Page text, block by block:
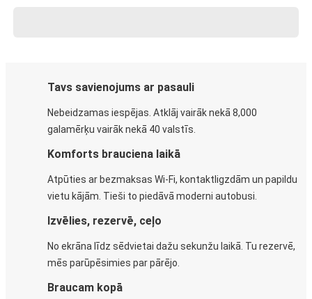
Tavs savienojums ar pasauli
Nebeidzamas iespējas. Atklāj vairāk nekā 8,000
galamērķu vairāk nekā 40 valstīs.
Komforts brauciena laikā
Atpūties ar bezmaksas Wi-Fi, kontaktligzdām un papildu
vietu kājām. Tieši to piedāvā moderni autobusi.
Izvēlies, rezervē, ceļo
No ekrāna līdz sēdvietai dažu sekunžu laikā. Tu rezervē,
mēs parūpēsimies par pārējo.
Braucam kopā